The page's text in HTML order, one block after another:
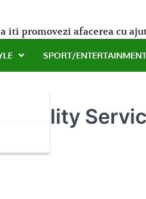
iti promovezi afacerea cu
SPORT/ENTERTAINMENT